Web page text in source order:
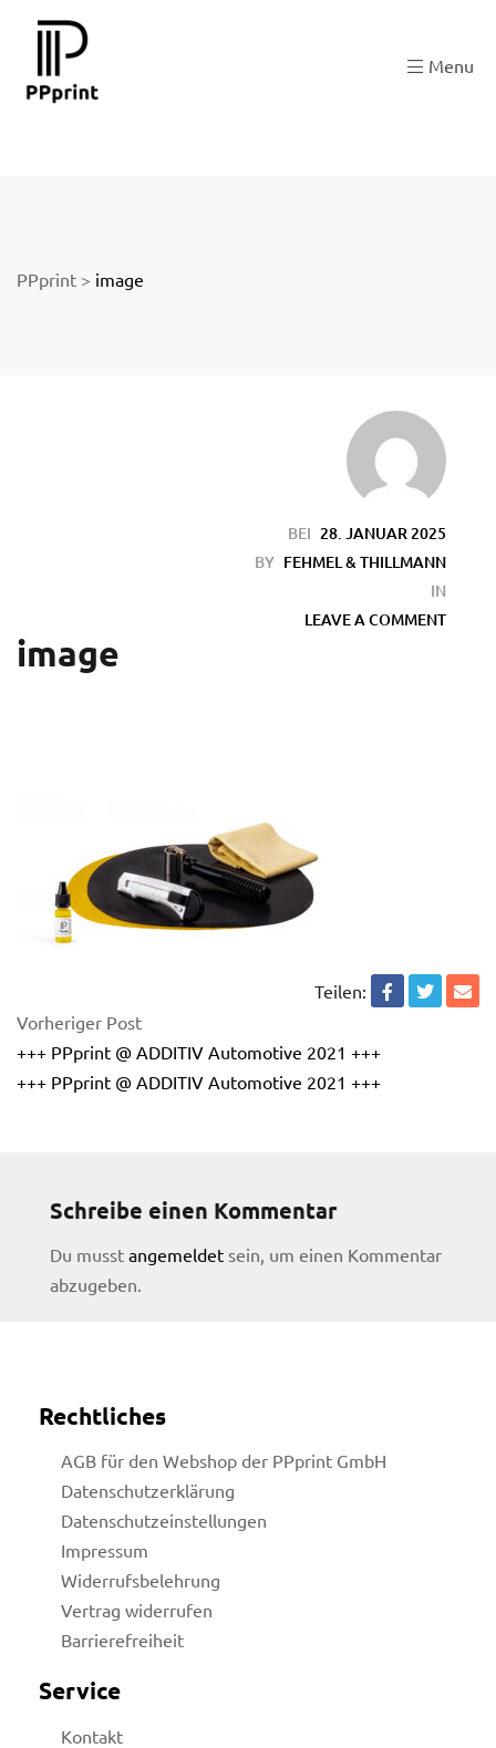
Menu
PPprint > image
BEI 28. JANUAR 2025
BY FEHMEL & THILLMANN
IN
LEAVE A COMMENT
image
Teilen:
Vorheriger Post
+++ PPprint @ ADDITIV Automotive 2021 +++
+++ PPprint @ ADDITIV Automotive 2021 +++
Schreibe einen Kommentar
Du musst angemeldet sein, um einen Kommentar
abzugeben.
Rechtliches
AGB für den Webshop der PPprint GmbH
Datenschutzerklärung
Datenschutzeinstellungen
Impressum
Widerrufsbelehrung
Vertrag widerrufen
Barrierefreiheit
Service
Kontakt